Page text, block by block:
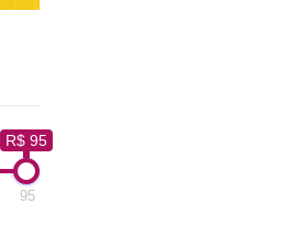
R$ 95
95